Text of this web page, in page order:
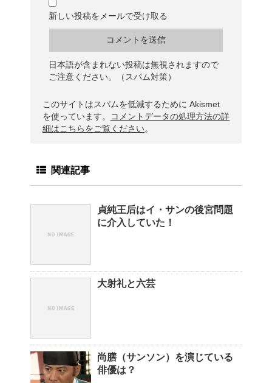
新しい投稿をメールで受け取る
日本語が含まれない投稿は無視されますので
ご注意ください。（スパム対策）
このサイトはスパムを低減するために Akismet
を使っています。
コメントデータの処理方法の詳
細はこちらをご覧ください。
関連記事
貞純王后はイ・サンの後宮問題
に介入していた！
大射礼と六芸
尚膳（サンソン）を演じている
俳優は？